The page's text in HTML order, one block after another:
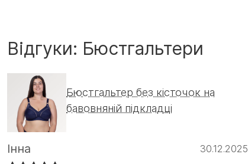
Відгуки: Бюстгальтери
Бюстгальтер без кісточок на
бавовняній підкладці
Інна 30.12.2025